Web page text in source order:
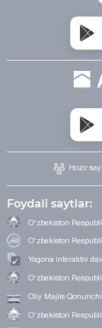
Hozir
Foydali saytlar:
O‘zbekiston
O‘zbekiston
Yagona interaktiv
O‘zbekiston
Oliy Majlis
O‘zbekiston